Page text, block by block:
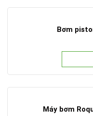
Bơm
Máy bơm